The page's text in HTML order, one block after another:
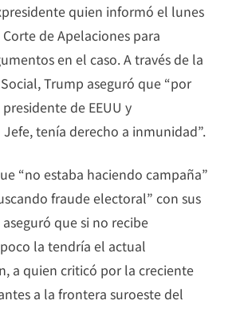
quien informó el lunes
de Apelaciones para
en el caso. A través de la
Trump aseguró que “por
de EEUU y
tenía derecho a inmunidad”.
“no estaba haciendo campaña”
fraude electoral” con sus
que si no recibe
la tendría el actual
a quien criticó por la creciente
a la frontera suroeste del